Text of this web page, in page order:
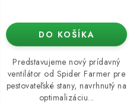
DO KOŠÍKA
Predstavujeme nový prídavný
ventilátor od Spider Farmer pre
pestovateľské stany, navrhnutý na
optimalizáciu...